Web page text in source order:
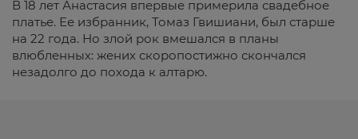
В 18 лет Анастасия впервые примерила свадебное
платье. Ее избранник, Томаз Гвишиани, был старше
на 22 года. Но злой рок вмешался в планы
влюбленных: жених скоропостижно скончался
незадолго до похода к алтарю.